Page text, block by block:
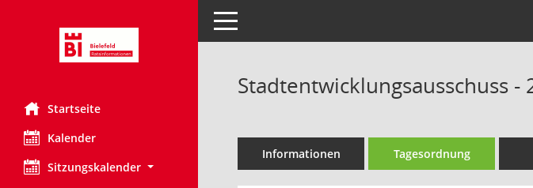
Startseite
Kalender
Sitzungskalender
Toggle navigation
Stadtentwicklungsausschuss
Informationen Tagesordnung